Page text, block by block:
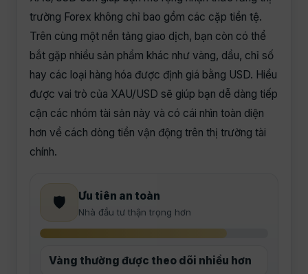
trường Forex không chỉ bao gồm các cặp tiền tệ.
Trên cùng một nền tảng giao dịch, bạn còn có thể
bắt gặp nhiều sản phẩm khác như vàng, dầu, chỉ số
hay các loại hàng hóa được định giá bằng USD. Hiểu
được vai trò của XAU/USD sẽ giúp bạn dễ dàng tiếp
cận các nhóm tài sản này và có cái nhìn toàn diện
hơn về cách dòng tiền vận động trên thị trường tài
chính.
🛡️ Ưu tiên an toàn
Nhà đầu tư thận trọng hơn
Vàng thường được theo dõi nhiều hơn